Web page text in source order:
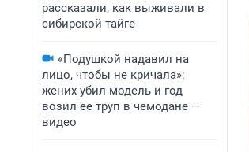
рассказали, как выживали в
сибирской тайге
«Подушкой надавил на
лицо, чтобы не кричала»:
жених убил модель и год
возил ее труп в чемодане —
видео